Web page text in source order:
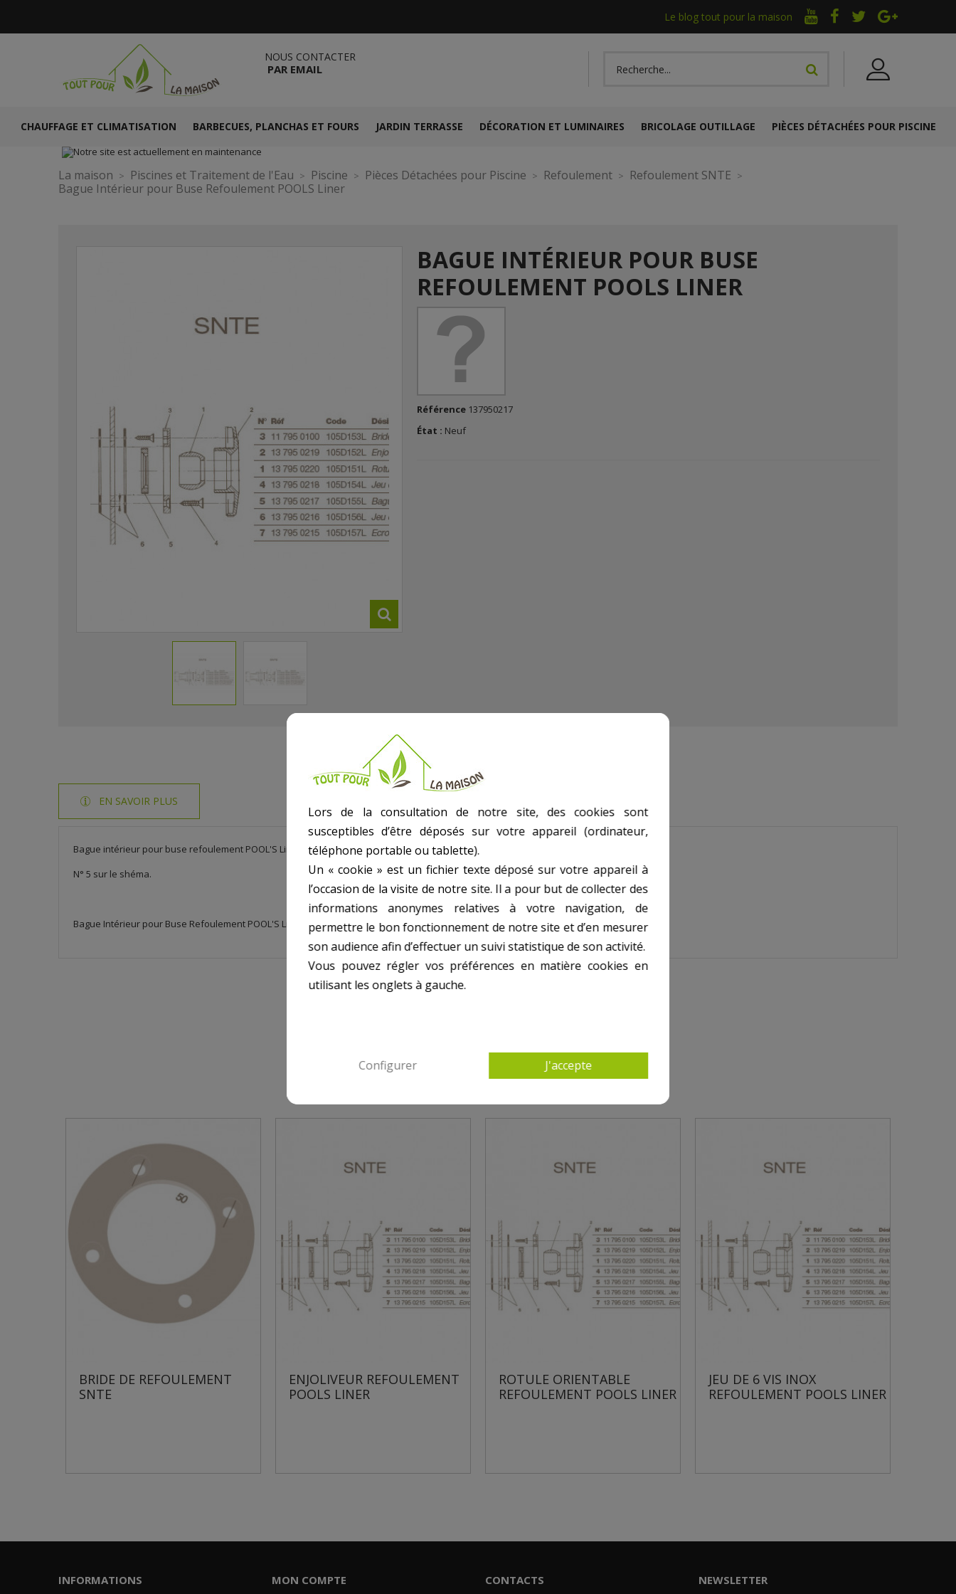
Le blog tout pour la maison
NOUS CONTACTER
PAR EMAIL
CHAUFFAGE ET CLIMATISATION BARBECUES, PLANCHAS ET FOURS JARDIN TERRASSE DÉCORATION ET LUMINAIRES BRICOLAGE OUTILLAGE PIÈCES DÉTACHÉES POUR PISCINE
La maison Piscines et Traitement de l'Eau Piscine Pièces Détachées pour Piscine Refoulement
Refoulement SNTE
Bague Intérieur pour Buse Refoulement POOLS Liner
BAGUE INTÉRIEUR POUR BUSE
REFOULEMENT POOLS LINER
Référence 137950217
État : Neuf
EN SAVOIR PLUS
Bague intérieur pour buse refoulement POOL'S Liner.
N° 5 sur le shéma.
Bague Intérieur pour Buse Refoulement POOL'S Liner, 105D155L
BRIDE DE REFOULEMENT
SNTE
ENJOLIVEUR REFOULEMENT
POOLS LINER
ROTULE ORIENTABLE
REFOULEMENT POOLS LINER
JEU DE 6 VIS INOX
REFOULEMENT POOLS LINER
INFORMATIONS MON COMPTE CONTACTS NEWSLETTER
Lors de la consultation de notre site, des cookies sont
susceptibles d’être déposés sur votre appareil (ordinateur,
téléphone portable ou tablette).
Un « cookie » est un fichier texte déposé sur votre appareil à
l’occasion de la visite de notre site. Il a pour but de collecter des
informations anonymes relatives à votre navigation, de
permettre le bon fonctionnement de notre site et d’en mesurer
son audience afin d’effectuer un suivi statistique de son activité.
Vous pouvez régler vos préférences en matière cookies en
utilisant les onglets à gauche.
Configurer J'accepte